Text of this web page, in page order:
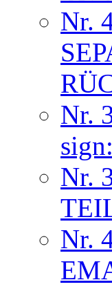
Nr.
Nr.
Nr.
Nr.